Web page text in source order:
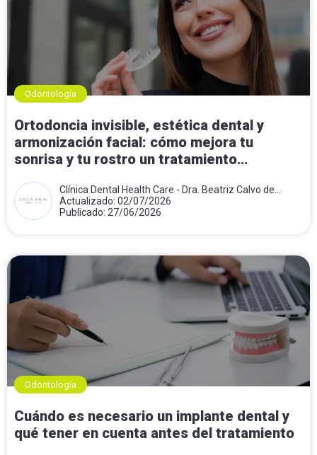
Odontología
Ortodoncia invisible, estética dental y
armonización facial: cómo mejora tu
sonrisa y tu rostro un tratamiento
Clínica Dental Health Care - Dra. Beatriz Calvo de
Mora
Actualizado: 02/07/2026
Publicado: 27/06/2026
Odontología
Cuándo es necesario un implante dental y
qué tener en cuenta antes del tratamiento